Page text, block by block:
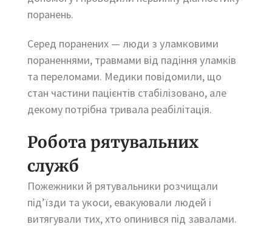
поранень.
Серед поранених — люди з уламковими
пораненнями, травмами від падіння уламків
та переломами. Медики повідомили, що
стан частини пацієнтів стабілізовано, але
декому потрібна тривала реабілітація.
Робота рятувальних
служб
Пожежники й рятувальники розчищали
під’їзди та укоси, евакуювали людей і
витягували тих, хто опинився під завалами.